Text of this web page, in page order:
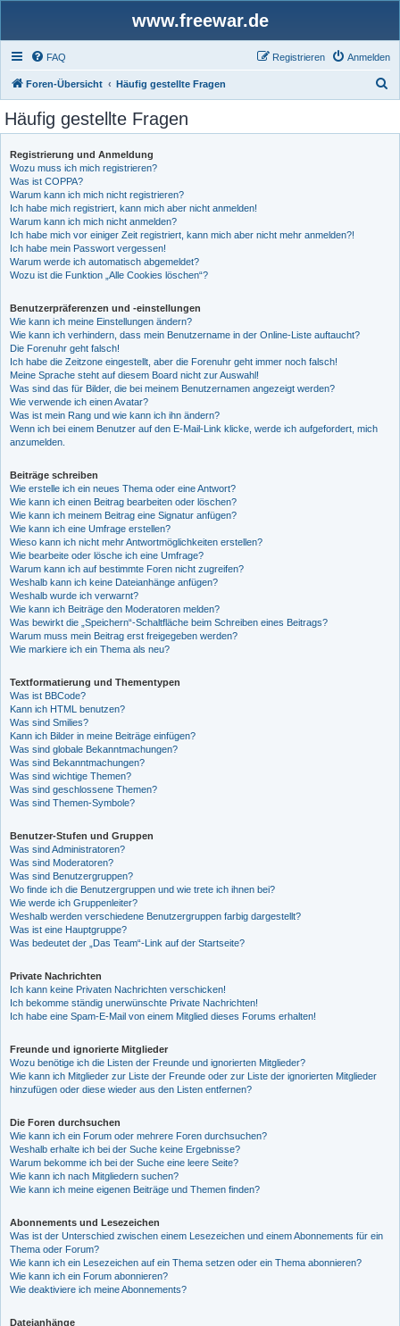
www.freewar.de
FAQ Anmelden
Registrieren
Foren-Übersicht Häufig gestellte Fragen
Häufig gestellte Fragen
Registrierung und Anmeldung
Wozu muss ich mich registrieren?
Was ist COPPA?
Warum kann ich mich nicht registrieren?
Ich habe mich registriert, kann mich aber nicht anmelden!
Warum kann ich mich nicht anmelden?
Ich habe mich vor einiger Zeit registriert, kann mich aber nicht mehr anmelden?!
Ich habe mein Passwort vergessen!
Warum werde ich automatisch abgemeldet?
Wozu ist die Funktion „Alle Cookies löschen“?
Benutzerpräferenzen und -einstellungen
Wie kann ich meine Einstellungen ändern?
Wie kann ich verhindern, dass mein Benutzername in der Online-Liste auftaucht?
Die Forenuhr geht falsch!
Ich habe die Zeitzone eingestellt, aber die Forenuhr geht immer noch falsch!
Meine Sprache steht auf diesem Board nicht zur Auswahl!
Was sind das für Bilder, die bei meinem Benutzernamen angezeigt werden?
Wie verwende ich einen Avatar?
Was ist mein Rang und wie kann ich ihn ändern?
Wenn ich bei einem Benutzer auf den E-Mail-Link klicke, werde ich aufgefordert, mich
anzumelden.
Beiträge schreiben
Wie erstelle ich ein neues Thema oder eine Antwort?
Wie kann ich einen Beitrag bearbeiten oder löschen?
Wie kann ich meinem Beitrag eine Signatur anfügen?
Wie kann ich eine Umfrage erstellen?
Wieso kann ich nicht mehr Antwortmöglichkeiten erstellen?
Wie bearbeite oder lösche ich eine Umfrage?
Warum kann ich auf bestimmte Foren nicht zugreifen?
Weshalb kann ich keine Dateianhänge anfügen?
Weshalb wurde ich verwarnt?
Wie kann ich Beiträge den Moderatoren melden?
Was bewirkt die „Speichern“-Schaltfläche beim Schreiben eines Beitrags?
Warum muss mein Beitrag erst freigegeben werden?
Wie markiere ich ein Thema als neu?
Textformatierung und Thementypen
Was ist BBCode?
Kann ich HTML benutzen?
Was sind Smilies?
Kann ich Bilder in meine Beiträge einfügen?
Was sind globale Bekanntmachungen?
Was sind Bekanntmachungen?
Was sind wichtige Themen?
Was sind geschlossene Themen?
Was sind Themen-Symbole?
Benutzer-Stufen und Gruppen
Was sind Administratoren?
Was sind Moderatoren?
Was sind Benutzergruppen?
Wo finde ich die Benutzergruppen und wie trete ich ihnen bei?
Wie werde ich Gruppenleiter?
Weshalb werden verschiedene Benutzergruppen farbig dargestellt?
Was ist eine Hauptgruppe?
Was bedeutet der „Das Team“-Link auf der Startseite?
Private Nachrichten
Ich kann keine Privaten Nachrichten verschicken!
Ich bekomme ständig unerwünschte Private Nachrichten!
Ich habe eine Spam-E-Mail von einem Mitglied dieses Forums erhalten!
Freunde und ignorierte Mitglieder
Wozu benötige ich die Listen der Freunde und ignorierten Mitglieder?
Wie kann ich Mitglieder zur Liste der Freunde oder zur Liste der ignorierten Mitglieder
hinzufügen oder diese wieder aus den Listen entfernen?
Die Foren durchsuchen
Wie kann ich ein Forum oder mehrere Foren durchsuchen?
Weshalb erhalte ich bei der Suche keine Ergebnisse?
Warum bekomme ich bei der Suche eine leere Seite?
Wie kann ich nach Mitgliedern suchen?
Wie kann ich meine eigenen Beiträge und Themen finden?
Abonnements und Lesezeichen
Was ist der Unterschied zwischen einem Lesezeichen und einem Abonnements für ein
Thema oder Forum?
Wie kann ich ein Lesezeichen auf ein Thema setzen oder ein Thema abonnieren?
Wie kann ich ein Forum abonnieren?
Wie deaktiviere ich meine Abonnements?
Dateianhänge